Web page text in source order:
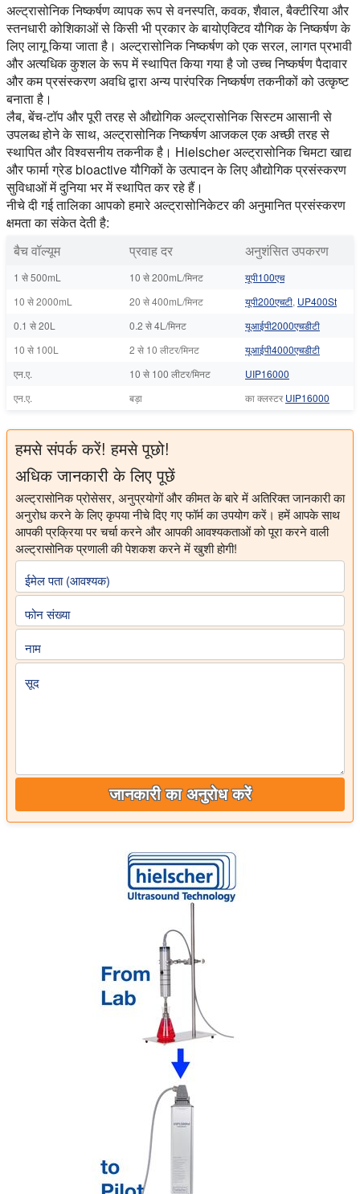
अल्ट्रासोनिक निष्कर्षण व्यापक रूप से वनस्पति, कवक, शैवाल, बैक्टीरिया और
स्तनधारी कोशिकाओं से किसी भी प्रकार के बायोएक्टिव यौगिक के निष्कर्षण के
लिए लागू किया जाता है। अल्ट्रासोनिक निष्कर्षण को एक सरल, लागत प्रभावी
और अत्यधिक कुशल के रूप में स्थापित किया गया है जो उच्च निष्कर्षण पैदावार
और कम प्रसंस्करण अवधि द्वारा अन्य पारंपरिक निष्कर्षण तकनीकों को उत्कृष्ट
बनाता है।
लैब, बेंच-टॉप और पूरी तरह से औद्योगिक अल्ट्रासोनिक सिस्टम आसानी से
उपलब्ध होने के साथ, अल्ट्रासोनिक निष्कर्षण आजकल एक अच्छी तरह से
स्थापित और विश्वसनीय तकनीक है। Hielscher अल्ट्रासोनिक चिमटा खाद्य
और फार्मा ग्रेड bioactive यौगिकों के उत्पादन के लिए औद्योगिक प्रसंस्करण
सुविधाओं में दुनिया भर में स्थापित कर रहे हैं।
नीचे दी गई तालिका आपको हमारे अल्ट्रासोनिकेटर की अनुमानित प्रसंस्करण
क्षमता का संकेत देती है:
बैच वॉल्यूम
प्रवाह दर अनुशंसित उपकरण
1 से 500mL 10 से 200mL/मिनट
यूपी100एच
10 से 2000mL
20 से 400mL/मिनट यूपी200एचटी, UP400St
0.1 से 20L
0.2 से 4L/मिनट
यूआईपी2000एचडीटी
10 से 100L
2 से 10 लीटर/मिनट
यूआईपी4000एचडीटी
एन.ए.
10 से 100 लीटर/मिनट
UIP16000
एन.ए.
बड़ा का क्लस्टरUIP16000
हमसे संपर्क करें! हमसे पूछो!
अधिक जानकारी के लिए पूछें
अल्ट्रासोनिक प्रोसेसर, अनुप्रयोगों और कीमत के बारे में अतिरिक्त जानकारी का
अनुरोध करने के लिए कृपया नीचे दिए गए फॉर्म का उपयोग करें। हमें आपके साथ
आपकी प्रक्रिया पर चर्चा करने और आपकी आवश्यकताओं को पूरा करने वाली
अल्ट्रासोनिक प्रणाली की पेशकश करने में खुशी होगी!
ईमेल पता (आवश्यक)
फोन संख्या
नाम
सूद
जानकारी का अनुरोध करें